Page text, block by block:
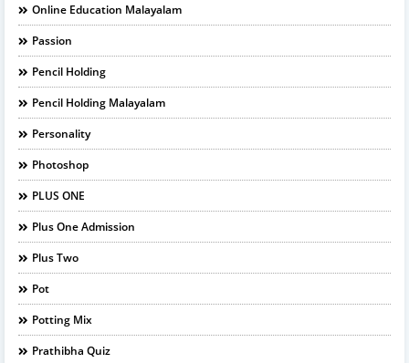
Online Education Malayalam
Passion
Pencil Holding
Pencil Holding Malayalam
Personality
Photoshop
PLUS ONE
Plus One Admission
Plus Two
Pot
Potting Mix
Prathibha Quiz